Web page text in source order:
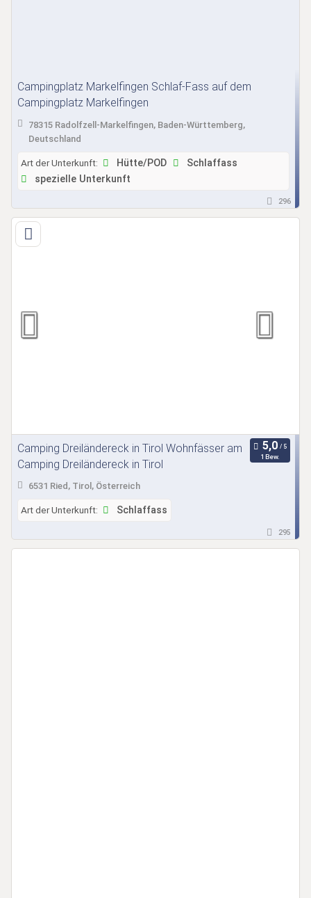
Campingplatz Markelfingen Schlaf-Fass auf dem
Campingplatz Markelfingen
78315 Radolfzell-Markelfingen, Baden-Württemberg,
Deutschland
Art der Unterkunft: Hütte/POD
Schlaffass
spezielle Unterkunft
296
Camping Dreiländereck in Tirol Wohnfässer am
Camping Dreiländereck in Tirol
1 Bew.
6531 Ried, Tirol, Österreich
Art der Unterkunft: Schlaffass
295